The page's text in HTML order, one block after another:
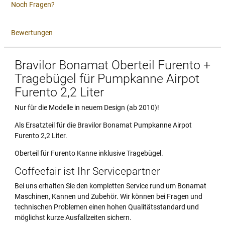
Noch Fragen?
Bewertungen
Bravilor Bonamat Oberteil Furento +
Tragebügel für Pumpkanne Airpot
Furento 2,2 Liter
Nur für die Modelle in neuem Design (ab 2010)!
Als Ersatzteil für die Bravilor Bonamat Pumpkanne Airpot
Furento 2,2 Liter.
Oberteil für Furento Kanne inklusive Tragebügel.
Coffeefair ist Ihr Servicepartner
Bei uns erhalten Sie den kompletten Service rund um Bonamat
Maschinen, Kannen und Zubehör. Wir können bei Fragen und
technischen Problemen einen hohen Qualitätsstandard und
möglichst kurze Ausfallzeiten sichern.